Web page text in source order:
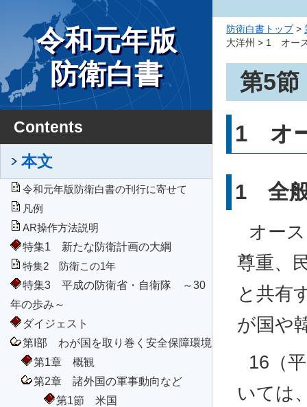
令和元年版
防衛白書
Contents
本文
令和元年版防衛白書の刊行に寄せて
凡例
AR操作方法説明
特集1 新たな防衛計画の大綱
特集2 防衛この1年
特集3 平成の防衛省・自衛隊 ～30
年の歩み～
ダイジェスト
第I部 わが国を取り巻く安全保障環境
第1章 概観
第2章 諸外国の軍事動向など
第1節 米国
防衛白書トップ>
大洋州 > 1 オー
第5
1 オ
1 全
オー
尊重、
と共有
が国や
16（
いては